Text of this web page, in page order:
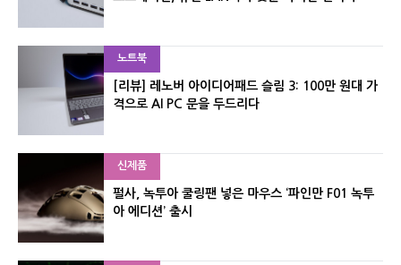
노트북
[리뷰] 레노버 아이디어패드 슬림 3: 100만 원대 가
격으로 AI PC 문을 두드리다
신제품
펄사, 녹투아 쿨링팬 넣은 마우스 ‘파인만 F01 녹투
아 에디션’ 출시